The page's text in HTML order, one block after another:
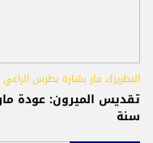
البطريرك مار بشارة بطرس الراعي
سنة